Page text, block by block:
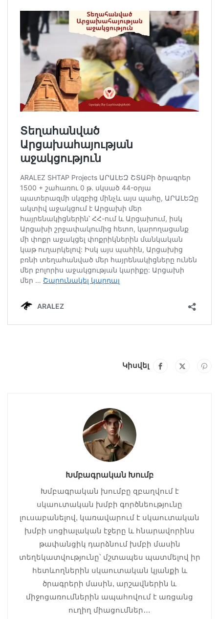
Կիսվել
Խմբագրական Խումբ
Խմբագրական խումբը զբաղվում է
սկաուտական խմբի գործնեությունը
լուսաբանելով, կառավարում է սկաուտական
խմբի սոցիալական էջերը և հնարավորինս
թափանցիկ դարձնում խմբի մասին
տեղեկատվությունը՝ մշտապես պատմելով իր
հետևողներին սկաուտական կյանքի և
ծրագրերի մասին, արշավներին և
միջոցառումներին ապահովում է առցանց
ուղիղ միացումներ…